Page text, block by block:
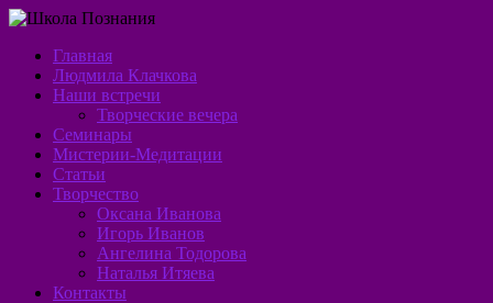
Перейти
содержимому
Школа
Познания
Алхимия
Духа
Главная
Людмила Клачкова
Наши встречи
Творческие вечера
Семинары
Мистерии-Медитации
Статьи
Творчество
Оксана Иванова
Игорь Иванов
Ангелина Тодорова
Наталья Итяева
Контакты